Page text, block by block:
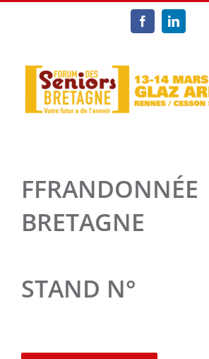
Passer
FacebookLinkedIn
FFRANDONNÉE
BRETAGNE
STAND N°